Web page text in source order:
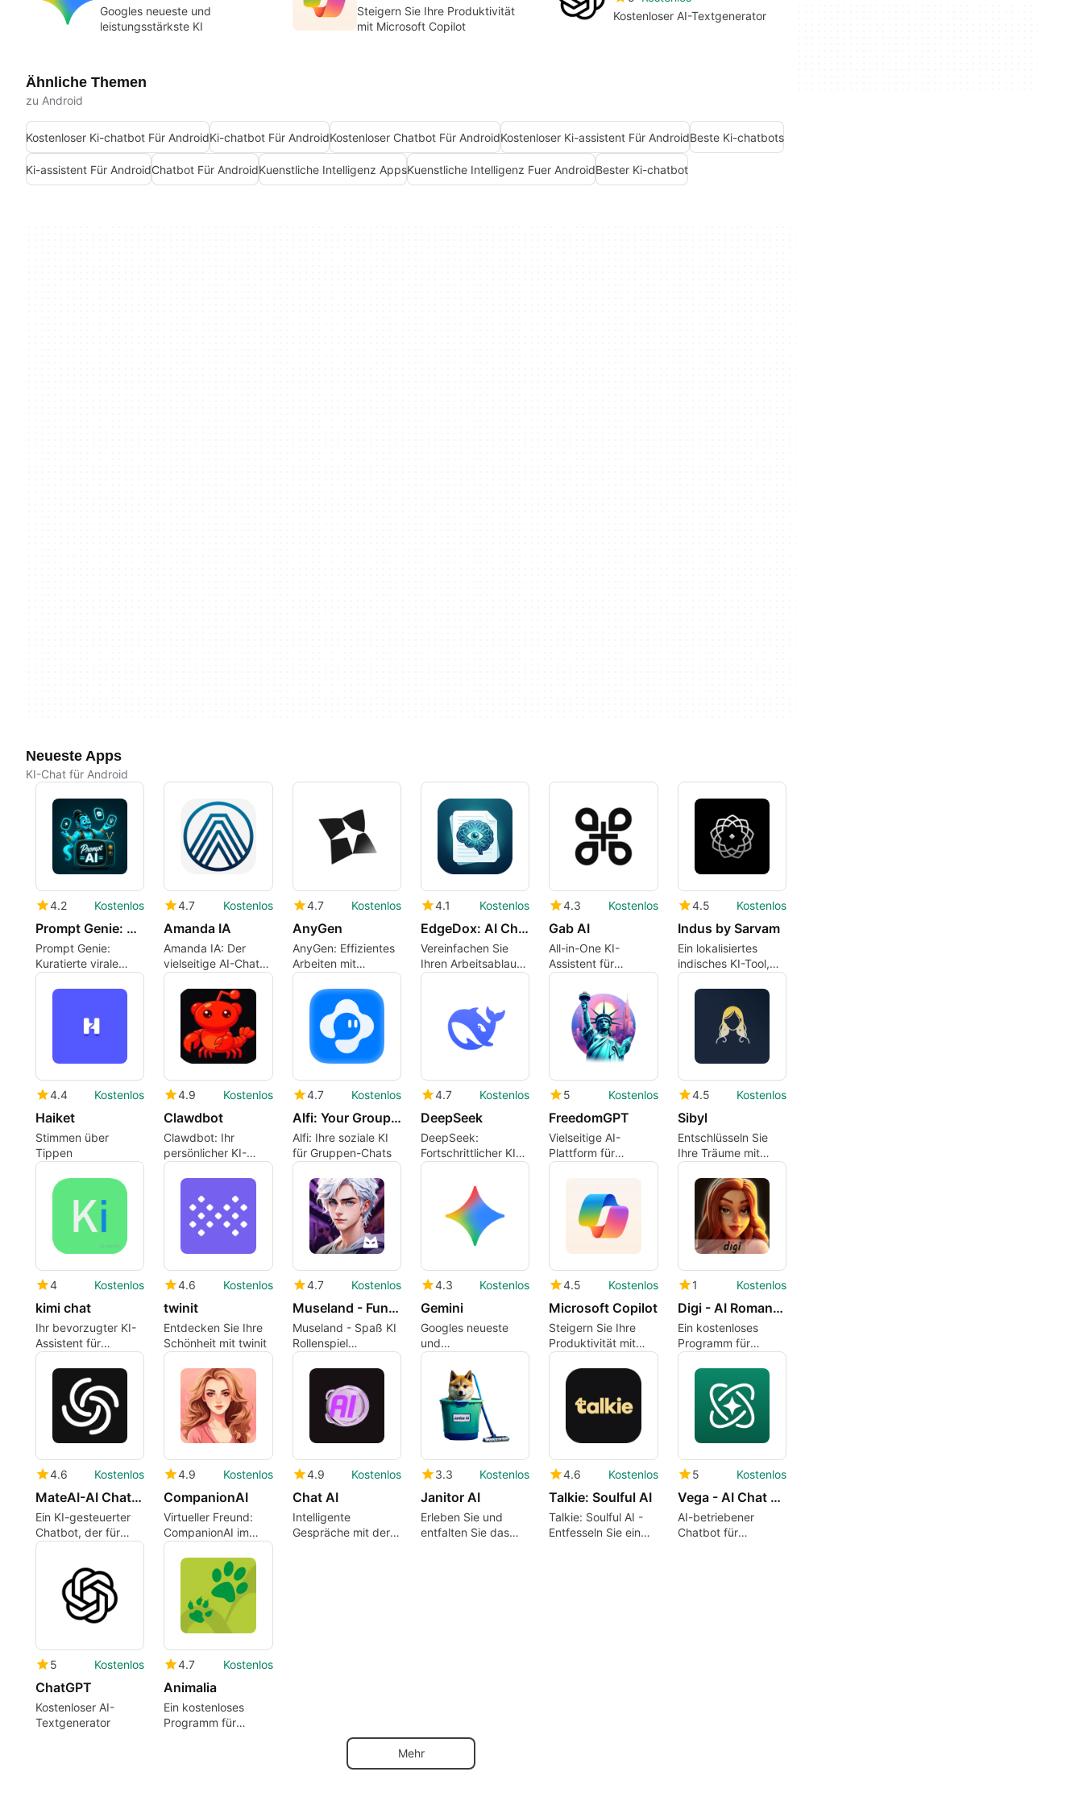
Googles neueste und
leistungsstärkste KI
Steigern Sie Ihre Produktivität
mit Microsoft Copilot
Kostenloser AI-Textgenerator
Ähnliche Themen
zu Android
Kostenloser Ki-chatbot Für AndroidKi-chatbot Für AndroidKostenloser Chatbot Für AndroidKostenloser Ki-assistent Für AndroidBeste Ki-chatbots
Ki-assistent Für AndroidChatbot Für AndroidKuenstliche Intelligenz AppsKuenstliche Intelligenz Fuer AndroidBester Ki-chatbot
Neueste Apps
KI-Chat für Android
4.2 Kostenlos
Prompt Genie: Viral AI Prompts
Prompt Genie:
Kuratierte virale
Aufforderungen zur
Verbesserung der
4.7 Kostenlos
Amanda IA
Amanda IA: Der
vielseitige AI-Chat-
Assistent
4.7 Kostenlos
AnyGen
AnyGen: Effizientes
Arbeiten mit
Sprache
4.1 Kostenlos
EdgeDox: AI Chat with PDF
Vereinfachen Sie
Ihren Arbeitsablauf
mit KI-gemanagten
4.3 Kostenlos
Gab AI
All-in-One KI-
Assistent für
Android
4.5 Kostenlos
Indus by Sarvam
Ein lokalisiertes
indisches KI-Tool,
das für regionale
Sprachen entwickelt
4.4 Kostenlos
Haiket
Stimmen über
Tippen
4.9 Kostenlos
Clawdbot
Clawdbot: Ihr
persönlicher KI-
Assistent
4.7 Kostenlos
Alfi: Your Group Chat
Alfi: Ihre soziale KI
für Gruppen-Chats
4.7 Kostenlos
DeepSeek
DeepSeek:
Fortschrittlicher KI-
Assistent für
5 Kostenlos
FreedomGPT
Vielseitige AI-
Plattform für
Android-Nutzer
4.5 Kostenlos
Sibyl
Entschlüsseln Sie
Ihre Träume mit
Sibyl
4 Kostenlos
kimi chat
Ihr bevorzugter KI-
Assistent für
nahtlose
Informationsverarbeitung
4.6 Kostenlos
twinit
Entdecken Sie Ihre
Schönheit mit twinit
4.7 Kostenlos
Museland - Fun AI Roleplay
Museland - Spaß KI
Rollenspiel
Übersicht
4.3 Kostenlos
Gemini
Googles neueste
und
leistungsstärkste KI
4.5 Kostenlos
Microsoft Copilot
Steigern Sie Ihre
Produktivität mit
Microsoft Copilot
1 Kostenlos
Digi - AI Romance Reimagined
Ein kostenloses
Programm für
Android, von Digi AI.
4.6 Kostenlos
MateAI-AI Chat Bot Assistant
Ein KI-gesteuerter
Chatbot, der für
jede Aufgabe
4.9 Kostenlos
CompanionAI
Virtueller Freund:
CompanionAI im
Test
4.9 Kostenlos
Chat AI
Intelligente
Gespräche mit der
3.3 Kostenlos
Janitor AI
Erleben Sie und
entfalten Sie das
4.6 Kostenlos
Talkie: Soulful AI
Talkie: Soulful AI -
Entfesseln Sie ein
5 Kostenlos
Vega - AI Chat App with GPT
AI-betriebener
Chatbot für
5 Kostenlos
ChatGPT
Kostenloser AI-
Textgenerator
4.7 Kostenlos
Animalia
Ein kostenloses
Programm für
Mehr